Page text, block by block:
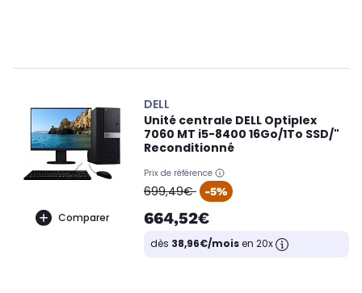
Comparer
DELL
Unité centrale DELL Optiplex
7060 MT i5-8400 16Go/1To SSD/"
Reconditionné
Prix de référence
oldPrice
699,49€ -5%
664,52€
dès 38,96€/moisen 20x